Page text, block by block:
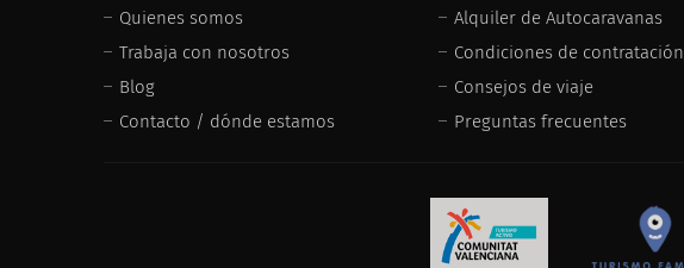
Quienes somos
Trabaja con nosotros
Blog
Contacto / dónde estamos
Alquiler de Autocaravanas
Condiciones de contratación
Consejos de viaje
Preguntas frecuentes